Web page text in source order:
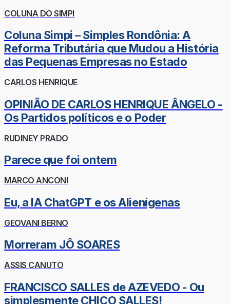
COLUNA DO SIMPI
Coluna Simpi – Simples Rondônia: A
Reforma Tributária que Mudou a História
das Pequenas Empresas no Estado
CARLOS HENRIQUE
OPINIÃO DE CARLOS HENRIQUE ÂNGELO -
Os Partidos políticos e o Poder
RUDINEY PRADO
Parece que foi ontem
MARCO ANCONI
Eu, a IA ChatGPT e os Alienígenas
GEOVANI BERNO
Morreram JÔ SOARES
ASSIS CANUTO
FRANCISCO SALLES de AZEVEDO - Ou
simplesmente CHICO SALLES!